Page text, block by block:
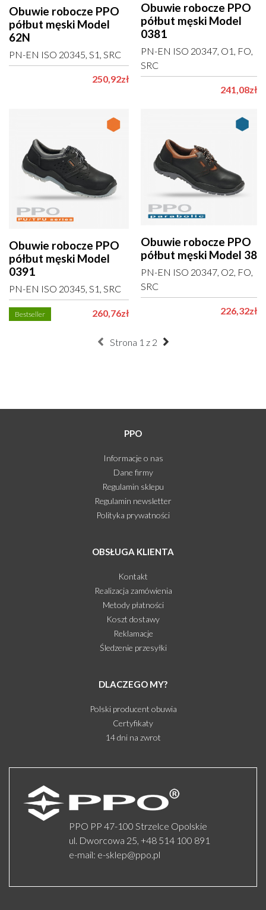
Obuwie robocze PPO
półbut męski Model
62N
PN-EN ISO 20345, S1, SRC
250,92zł
Obuwie robocze PPO
półbut męski Model
0381
PN-EN ISO 20347, O1, FO,
SRC
241,08zł
Obuwie robocze PPO
półbut męski Model
0391
PN-EN ISO 20345, S1, SRC
Bestseller 260,76zł
Obuwie robocze PPO
półbut męski Model 38
PN-EN ISO 20347, O2, FO,
SRC
226,32zł
Strona 1 z 2
PPO
Informacje o nas
Dane firmy
Regulamin sklepu
Regulamin newsletter
Polityka prywatności
OBSŁUGA KLIENTA
Kontakt
Realizacja zamówienia
Metody płatności
Koszt dostawy
Reklamacje
Śledzenie przesyłki
DLACZEGO MY?
Polski producent obuwia
Certyfikaty
14 dni na zwrot
PPO PP 47-100 Strzelce Opolskie
ul. Dworcowa 25, +48 514 100 891
e-mail: e-sklep@ppo.pl